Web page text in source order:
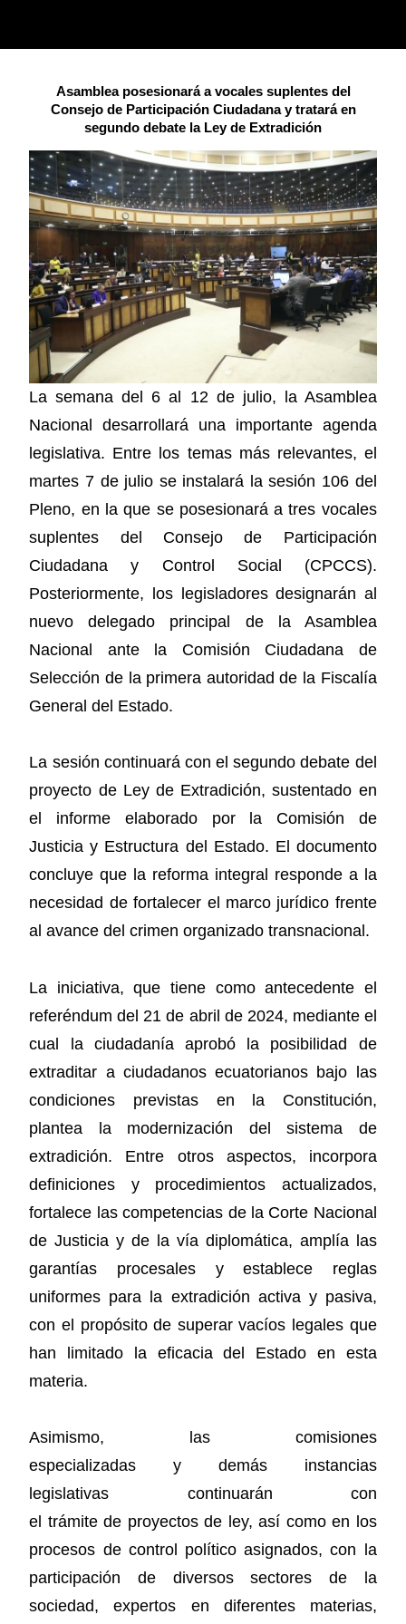
Asamblea posesionará a vocales suplentes del
Consejo de Participación Ciudadana y tratará en
segundo debate la Ley de Extradición
La semana del 6 al 12 de julio, la Asamblea
Nacional desarrollará una importante agenda
legislativa. Entre los temas más relevantes, el
martes 7 de julio se instalará la sesión 106 del
Pleno, en la que se posesionará a tres vocales
suplentes del Consejo de Participación
Ciudadana y Control Social (CPCCS).
Posteriormente, los legisladores designarán al
nuevo delegado principal de la Asamblea
Nacional ante la Comisión Ciudadana de
Selección de la primera autoridad de la Fiscalía
General del Estado.
La sesión continuará con el segundo debate del
proyecto de Ley de Extradición, sustentado en
el informe elaborado por la Comisión de
Justicia y Estructura del Estado. El documento
concluye que la reforma integral responde a la
necesidad de fortalecer el marco jurídico frente
al avance del crimen organizado transnacional.
La iniciativa, que tiene como antecedente el
referéndum del 21 de abril de 2024, mediante el
cual la ciudadanía aprobó la posibilidad de
extraditar a ciudadanos ecuatorianos bajo las
condiciones previstas en la Constitución,
plantea la modernización del sistema de
extradición. Entre otros aspectos, incorpora
definiciones y procedimientos actualizados,
fortalece las competencias de la Corte Nacional
de Justicia y de la vía diplomática, amplía las
garantías procesales y establece reglas
uniformes para la extradición activa y pasiva,
con el propósito de superar vacíos legales que
han limitado la eficacia del Estado en esta
materia.
Asimismo, las comisiones
especializadas y demás instancias
legislativas continuarán con
el trámite de proyectos de ley, así como en los
procesos de control político asignados, con la
participación de diversos sectores de la
sociedad, expertos en diferentes materias,